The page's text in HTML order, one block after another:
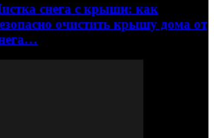
снега с крыши: как
очистить крышу дома от